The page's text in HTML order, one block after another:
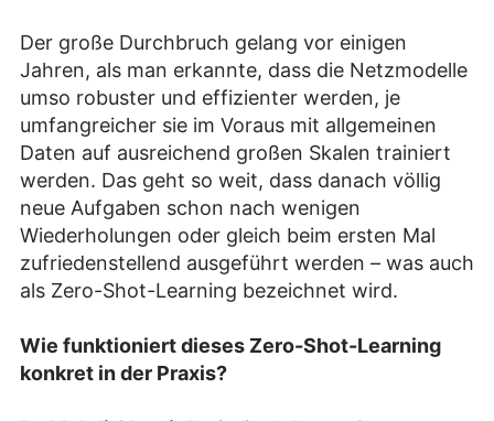
Der große Durchbruch gelang vor einigen
Jahren, als man erkannte, dass die Netzmodelle
umso robuster und effizienter werden, je
umfangreicher sie im Voraus mit allgemeinen
Daten auf ausreichend großen Skalen trainiert
werden. Das geht so weit, dass danach völlig
neue Aufgaben schon nach wenigen
Wiederholungen oder gleich beim ersten Mal
zufriedenstellend ausgeführt werden – was auch
als Zero-Shot-Learning bezeichnet wird.
Wie funktioniert dieses Zero-Shot-Learning
konkret in der Praxis?